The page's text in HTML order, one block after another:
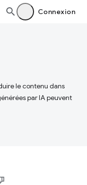
Connexion
le contenu dans
par IA peuvent